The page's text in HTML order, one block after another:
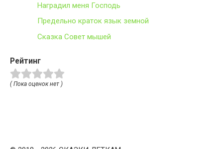
Наградил меня Господь
Предельно краток язык земной
Сказка Совет мышей
Рейтинг
( Пока оценок нет )